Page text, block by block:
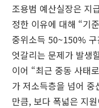
조용범 예산실장은 지
정한 이유에 대해 “기
중위소득 50~150%
엇갈리는 문제가 발생
이어 “최근 중동 사태
가 저소득층을 넘어
만큼, 보다 폭넓은 지